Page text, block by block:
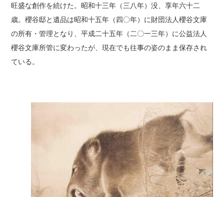
旺盛な創作を続けた。昭和十三年（三八年）没、享年六十二
歳。櫻谷邸と遺品は昭和十五年（四〇年）に財団法人櫻谷文庫
の所有・管理となり、平成二十五年（二〇一三年）に公益法人
櫻谷文庫所管に変わったが、現在でも往事の姿のまま保存され
ている。